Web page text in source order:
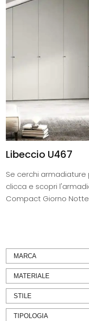
Libeccio U467
Se cerchi
clicca e scopri
Compact Giorno
MARCA
MATERIALE
STILE
TIPOLOGIA